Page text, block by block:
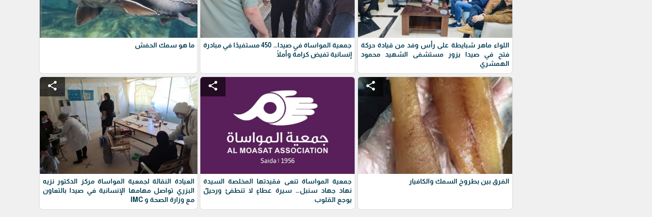
اللواء ماهر شبايطة على رأس وفد من قيادة حركة
فتح في صيدا يزور مستشفى الشهيد محمود
الهمشري
جمعية المواساة في صيدا… 450 مستفيدًا في مبادرة
إنسانية تفيض كرامةً وأملًا
ما هو سمك الحفش
share
الفرق بين بطروخ السمك والكافيار
share
جمعية المواساة تنعى فقيدتها المخلصة السيدة
نهاد جهاد سنبل… سيرة عطاءٍ لا تنطفئ ورحيلٌ
يوجع القلوب
share
العيادة النقالة لجمعية المواساة مركز الدكتور نزيه
البزري تواصل مهامها الإنسانية في صيدا بالتعاون
مع وزارة الصحة و IMC